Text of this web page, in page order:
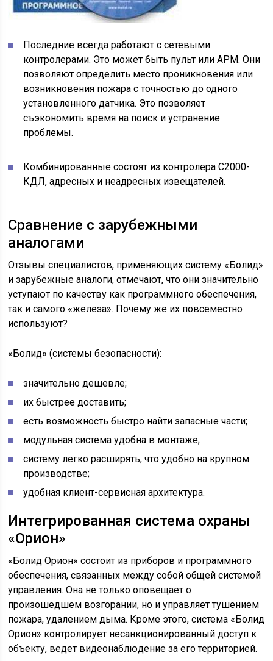
Последние всегда работают с сетевыми
контролерами. Это может быть пульт или АРМ. Они
позволяют определить место проникновения или
возникновения пожара с точностью до одного
установленного датчика. Это позволяет
съэкономить время на поиск и устранение
проблемы.
Комбинированные состоят из контролера С2000-
КДЛ, адресных и неадресных извещателей.
Сравнение с зарубежными
аналогами
Отзывы специалистов, применяющих систему «Болид»
и зарубежные аналоги, отмечают, что они значительно
уступают по качеству как программного обеспечения,
так и самого «железа». Почему же их повсеместно
используют?
«Болид» (системы безопасности):
значительно дешевле;
их быстрее доставить;
есть возможность быстро найти запасные части;
модульная система удобна в монтаже;
систему легко расширять, что удобно на крупном
производстве;
удобная клиент-сервисная архитектура.
Интегрированная система охраны
«Орион»
«Болид Орион» состоит из приборов и программного
обеспечения, связанных между собой общей системой
управления. Она не только оповещает о
произошедшем возгорании, но и управляет тушением
пожара, удалением дыма. Кроме этого, система «Болид
Орион» контролирует несанкционированный доступ к
объекту, ведет видеонаблюдение за его территорией.